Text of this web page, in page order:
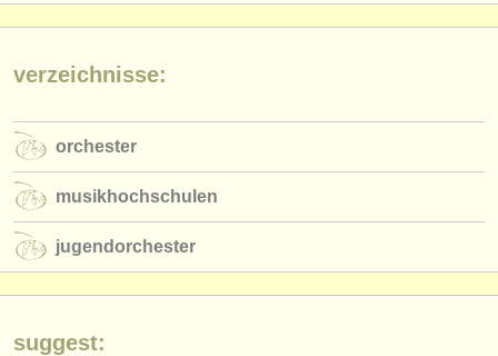
orchester
musicalchairs:
rss feeds
verzeichnisse:
orchester
musikhochschulen
jugendorchester
suggest: